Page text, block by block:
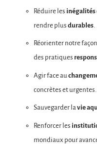
Réduire les inégalités
rendre plus durables
Réorienter notre
des pratiques
Agir face au
concrètes et urgentes.
Sauvegarder lavie
Renforcer les
mondiaux pour